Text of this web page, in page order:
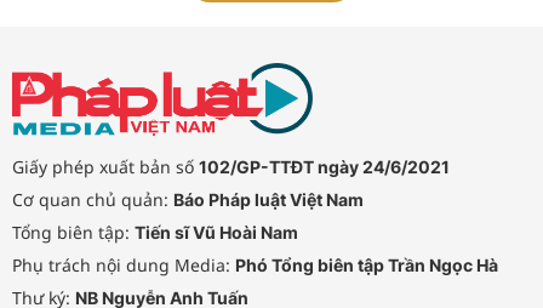
quốc tế...
Giấy phép xuất bản số 102/GP-TTĐT ngày 24/6/2021
Cơ quan chủ quản: Báo Pháp luật Việt Nam
Tổng biên tập: Tiến sĩ Vũ Hoài Nam
Phụ trách nội dung Media: Phó Tổng biên tập Trần Ngọc Hà
Thư ký: NB Nguyễn Anh Tuấn